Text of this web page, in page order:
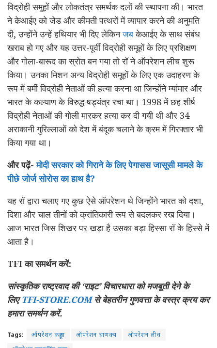
विद्रोही समूहों और लोकतंत्र समर्थक दलों की स्थापना की। भारत
ने केआईए को जेड और कीमती पत्थरों में व्यापार करने की अनुमति
दी, उन्होंने उन्हें हथियार भी दिए लेकिनजबकेआईए के साथ संबंध
खराब हो गए और यह उत्तर-पूर्वी विद्रोही समूहों के लिए प्रशिक्षण
और गोला-बारूद का स्रोत बन गया तो रॉ ने ऑपरेशन लीच शुरू
किया। उनका मिशन अन्य विद्रोही समूहों के लिए एक उदाहरण के
रूप में बर्मी विद्रोही नेताओं की हत्या करना था जिन्होंने म्यांमार और
भारत के कल्याण के विरुद्ध षड्यंत्र रचा था। 1998 में छह शीर्ष
विद्रोही नेताओं की गोली मारकर हत्या कर दी गयी थी और 34
अराकानी गुरिल्लाओं को देश में बंदूक चलाने के क्रम में गिरफ्तार भी
किया गया था।
और पढ़ें-मोदी सरकार को गिराने के लिए पेगासस जासूसी मामले के
पीछे जोर्ज सोरोस का हाथ है?
यह रॉ द्वारा चलाए गए कुछ ऐसे ऑपरेशन थे जिन्होंने भारत को दशा,
दिशा और चाल तीनों को क्रांतिकारी रूप से बदलकर रख दिया।
आज भारत जिस शिखर पर खड़ा है उसका बड़ा हिस्सा रॉ के हिस्से में
आता है।
TFI का समर्थन करें:
सांस्कृतिक राष्ट्रवाद की ‘राइट’ विचारधारा को मजबूती देने के
लिएTFI-STORE.COMसे बेहतरीन गुणवत्ता के वस्त्र क्रय कर
हमारा समर्थन करें.
Tags: ऑपरेशन कहूता ऑपरेशन चाणक्य
ऑपरेशन लीच